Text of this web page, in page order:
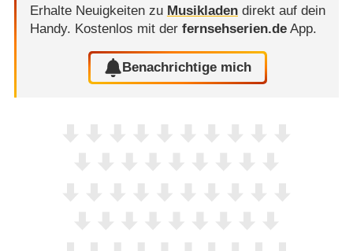
Erhalte Neuigkeiten zu Musikladendirekt auf dein
Handy. Kostenlos mit der fernsehserien.deApp.
Benachrichtige mich